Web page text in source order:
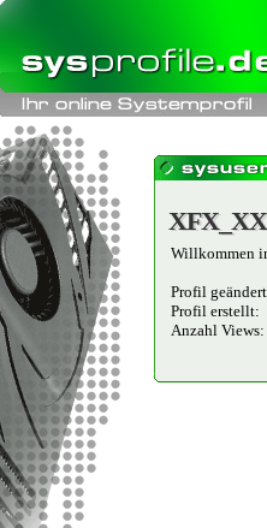
Willkommen
Profil
Profil erstellt:
Anzahl Views: